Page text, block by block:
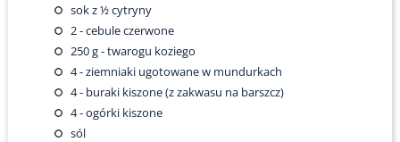
sok z ½ cytryny
2- cebule czerwone
250g - twarogu koziego
4- ziemniaki ugotowane w mundurkach
4- buraki kiszone (z zakwasu na barszcz)
4- ogórki kiszone
sól